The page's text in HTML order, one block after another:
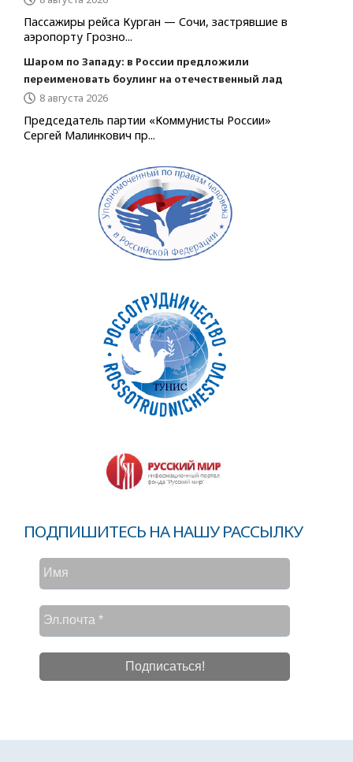
Пассажиры рейса Курган — Сочи, застрявшие в
аэропорту Грозно...
Шаром по Западу: в России предложили
переименовать боулинг на отечественный лад
8 августа 2026
Председатель партии «Коммунисты России»
Сергей Малинкович пр...
ПОДПИШИТЕСЬ НА НАШУ РАССЫЛКУ